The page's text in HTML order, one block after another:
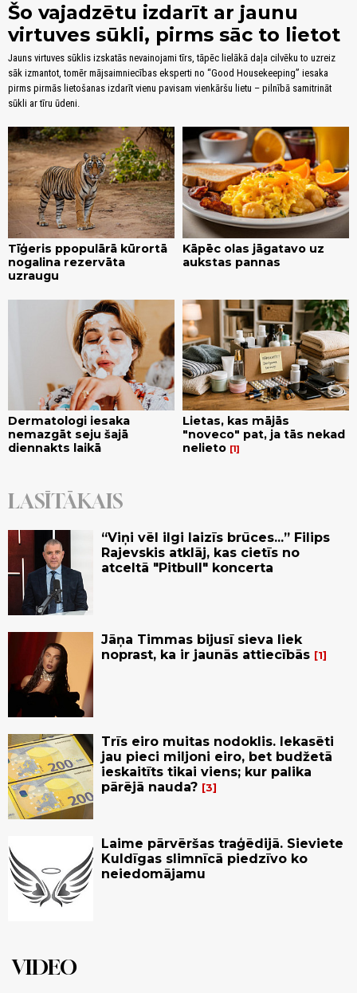
Šo vajadzētu izdarīt ar jaunu
virtuves sūkli, pirms sāc to lietot
Jauns virtuves sūklis izskatās nevainojami tīrs, tāpēc lielākā daļa cilvēku to uzreiz
sāk izmantot, tomēr mājsaimniecības eksperti no “Good Housekeeping” iesaka
pirms pirmās lietošanas izdarīt vienu pavisam vienkāršu lietu – pilnībā samitrināt
sūkli ar tīru ūdeni.
Tīģeris ppopulārā kūrortā
nogalina rezervāta
uzraugu
Kāpēc olas jāgatavo uz
aukstas pannas
Dermatologi iesaka
nemazgāt seju šajā
diennakts laikā
Lietas, kas mājās
"noveco" pat, ja tās nekad
nelieto 1
LASĪTĀKAIS
“Viņi vēl ilgi laizīs brūces...” Filips
Rajevskis atklāj, kas cietīs no
atceltā "Pitbull" koncerta
Jāņa Timmas bijusī sieva liek
noprast, ka ir jaunās attiecībās
1
Trīs eiro muitas nodoklis. Iekasēti
jau pieci miljoni eiro, bet budžetā
ieskaitīts tikai viens; kur palika
pārējā nauda?
3
Laime pārvēršas traģēdijā. Sieviete
Kuldīgas slimnīcā piedzīvo ko
neiedomājamu
VIDEO